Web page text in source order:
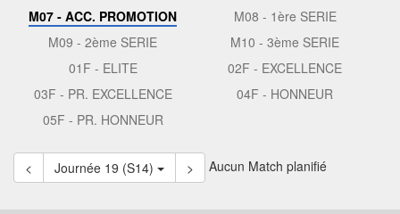
M07 - ACC. PROMOTION
M08 - 1ère SERIE
M09 - 2ème SERIE
M10 - 3ème SERIE
01F - ELITE
02F - EXCELLENCE
03F - PR. EXCELLENCE
04F - HONNEUR
05F - PR. HONNEUR
< Journée 19 (S14) > Aucun Match planifié